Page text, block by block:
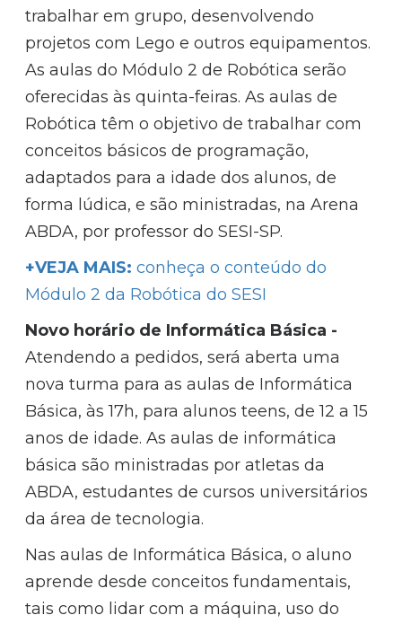
trabalhar em grupo, desenvolvendo
projetos com Lego e outros equipamentos.
As aulas do Módulo 2 de Robótica serão
oferecidas às quinta-feiras. As aulas de
Robótica têm o objetivo de trabalhar com
conceitos básicos de programação,
adaptados para a idade dos alunos, de
forma lúdica, e são ministradas, na Arena
ABDA, por professor do SESI-SP.
+VEJA MAIS: conheça o conteúdo do
Módulo 2 da Robótica do SESI
Novo horário de Informática Básica -
Atendendo a pedidos, será aberta uma
nova turma para as aulas de Informática
Básica, às 17h, para alunos teens, de 12 a 15
anos de idade. As aulas de informática
básica são ministradas por atletas da
ABDA, estudantes de cursos universitários
da área de tecnologia.
Nas aulas de Informática Básica, o aluno
aprende desde conceitos fundamentais,
tais como lidar com a máquina, uso do